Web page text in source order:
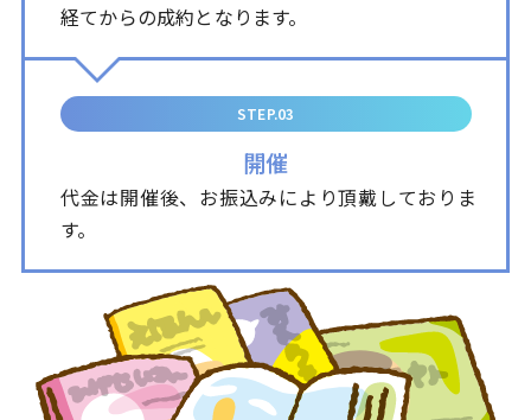
経てからの成約となります。
STEP.03
開催
代金は開催後、お振込みにより頂戴しておりま
す。